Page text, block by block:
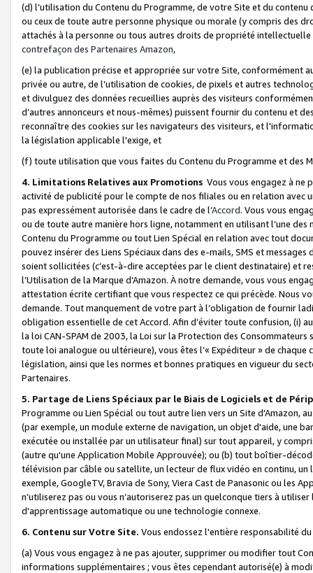
(d) l’utilisation du Contenu du Programme, de votre Site et du
ou ceux de toute autre personne physique ou morale (y compris des
attachés à la personne ou tous autres droits de propriété
contrefaçon des Partenaires Amazon,
(e) la publication précise et appropriée sur votre Site, conformément
privée ou autre, de l’utilisation de cookies, de pixels et autres
et divulguez des données recueillies auprès des visiteurs
d’autres annonceurs et nous-mêmes) puissent fournir du contenu et
reconnaître des cookies sur les navigateurs des visiteurs, et
la législation applicable l'exige, et
(f) toute utilisation que vous faites du Contenu du Programme et des
4. Limitations Relatives aux Promotions Vous vous engagez à ne
activité de publicité pour le compte de nos filiales ou en relation avec
pas expressément autorisée dans le cadre de l’Accord. Vous vous
ou de toute autre manière hors ligne, notamment en utilisant l’une
Contenu du Programme ou tout Lien Spécial en relation avec tout
pouvez insérer des Liens Spéciaux dans des e-mails, SMS et
soient sollicitées (c’est-à-dire acceptées par le client destinataire) et
l’Utilisation de la Marque d’Amazon. À notre demande, vous vous
attestation écrite certifiant que vous respectez ce qui précède. Nous
demande. Tout manquement de votre part à l’obligation de fournir
obligation essentielle de cet Accord. Afin d’éviter toute confusion, (i)
la loi CAN-SPAM de 2003, la Loi sur la Protection des
toute loi analogue ou ultérieure), vous êtes l’« Expéditeur » de
législation, ainsi que les normes et bonnes pratiques en vigueur du
Partenaires.
5. Partage de Liens Spéciaux par le Biais de Logiciels et de
Programme ou Lien Spécial ou tout autre lien vers un Site d'Amazon,
(par exemple, un module externe de navigation, un objet d'aide, une
exécutée ou installée par un utilisateur final) sur tout appareil, y
(autre qu'une Application Mobile Approuvée); ou (b) tout boîtier-
télévision par câble ou satellite, un lecteur de flux vidéo en continu,
exemple, GoogleTV, Bravia de Sony, Viera Cast de Panasonic ou les
n’utiliserez pas ou vous n’autoriserez pas un quelconque tiers à
d'apprentissage automatique ou une technologie connexe.
6. Contenu sur Votre Site. Vous endossez l'entière responsabilité
(a) Vous vous engagez à ne pas ajouter, supprimer ou modifier tout
informations supplémentaires ; vous êtes cependant autorisé(e) à